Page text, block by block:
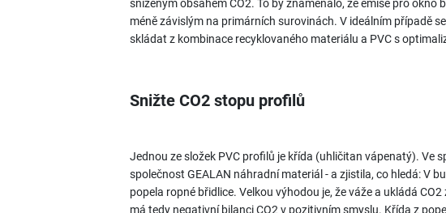
sníženým obsahem CO2. To by znamenalo, že emise pro okno
méně závislým na primárních surovinách. V ideálním případě
skládat z kombinace recyklovaného materiálu a PVC s
Snižte CO2 stopu profilů
Jednou ze složek PVC profilů je křída (uhličitan vápenatý). Ve
společnost GEALAN náhradní materiál - a zjistila, co hledá: V
popela ropné břidlice. Velkou výhodou je, že váže a ukládá
má tedy negativní bilanci CO2 v pozitivním smyslu. Křída z